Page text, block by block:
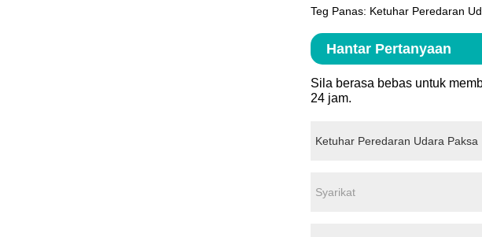
Teg Panas: Ketuhar Peredaran
Hantar Pertanyaan
Sila berasa bebas untuk
24 jam.